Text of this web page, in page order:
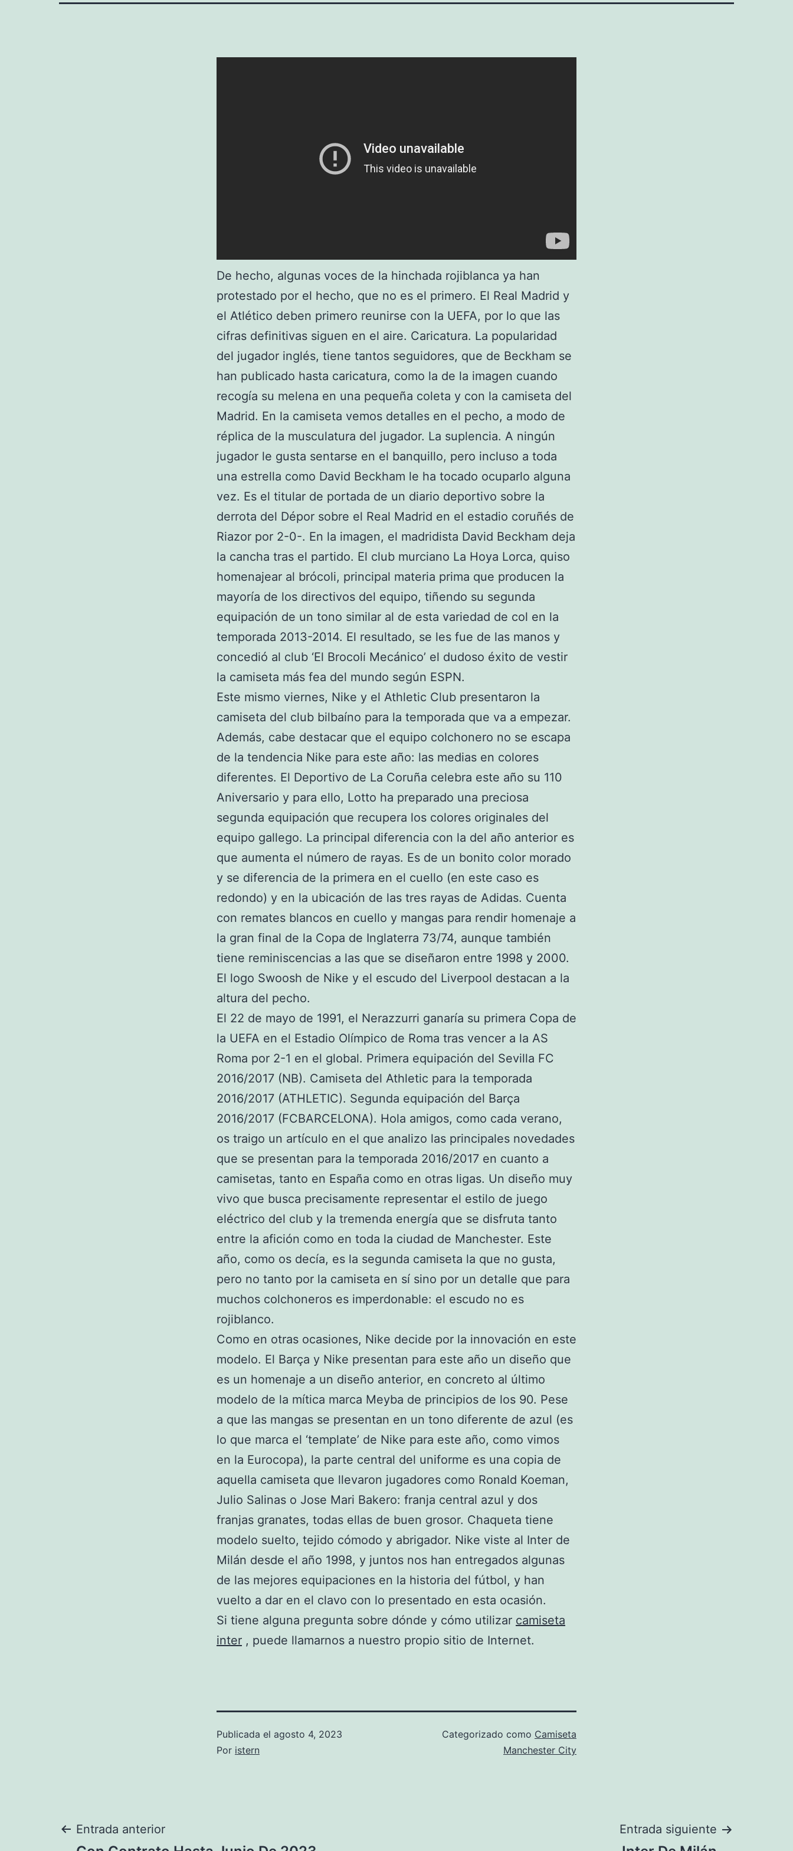
De hecho, algunas voces de la hinchada rojiblanca ya han
protestado por el hecho, que no es el primero. El Real Madrid y
el Atlético deben primero reunirse con la UEFA, por lo que las
cifras definitivas siguen en el aire. Caricatura. La popularidad
del jugador inglés, tiene tantos seguidores, que de Beckham se
han publicado hasta caricatura, como la de la imagen cuando
recogía su melena en una pequeña coleta y con la camiseta del
Madrid. En la camiseta vemos detalles en el pecho, a modo de
réplica de la musculatura del jugador. La suplencia. A ningún
jugador le gusta sentarse en el banquillo, pero incluso a toda
una estrella como David Beckham le ha tocado ocuparlo alguna
vez. Es el titular de portada de un diario deportivo sobre la
derrota del Dépor sobre el Real Madrid en el estadio coruñés de
Riazor por 2-0-. En la imagen, el madridista David Beckham deja
la cancha tras el partido. El club murciano La Hoya Lorca, quiso
homenajear al brócoli, principal materia prima que producen la
mayoría de los directivos del equipo, tiñendo su segunda
equipación de un tono similar al de esta variedad de col en la
temporada 2013-2014. El resultado, se les fue de las manos y
concedió al club ‘El Brocoli Mecánico’ el dudoso éxito de vestir
la camiseta más fea del mundo según ESPN.
Este mismo viernes, Nike y el Athletic Club presentaron la
camiseta del club bilbaíno para la temporada que va a empezar.
Además, cabe destacar que el equipo colchonero no se escapa
de la tendencia Nike para este año: las medias en colores
diferentes. El Deportivo de La Coruña celebra este año su 110
Aniversario y para ello, Lotto ha preparado una preciosa
segunda equipación que recupera los colores originales del
equipo gallego. La principal diferencia con la del año anterior es
que aumenta el número de rayas. Es de un bonito color morado
y se diferencia de la primera en el cuello (en este caso es
redondo) y en la ubicación de las tres rayas de Adidas. Cuenta
con remates blancos en cuello y mangas para rendir homenaje a
la gran final de la Copa de Inglaterra 73/74, aunque también
tiene reminiscencias a las que se diseñaron entre 1998 y 2000.
El logo Swoosh de Nike y el escudo del Liverpool destacan a la
altura del pecho.
El 22 de mayo de 1991, el Nerazzurri ganaría su primera Copa de
la UEFA en el Estadio Olímpico de Roma tras vencer a la AS
Roma por 2-1 en el global. Primera equipación del Sevilla FC
2016/2017 (NB). Camiseta del Athletic para la temporada
2016/2017 (ATHLETIC). Segunda equipación del Barça
2016/2017 (FCBARCELONA). Hola amigos, como cada verano,
os traigo un artículo en el que analizo las principales novedades
que se presentan para la temporada 2016/2017 en cuanto a
camisetas, tanto en España como en otras ligas. Un diseño muy
vivo que busca precisamente representar el estilo de juego
eléctrico del club y la tremenda energía que se disfruta tanto
entre la afición como en toda la ciudad de Manchester. Este
año, como os decía, es la segunda camiseta la que no gusta,
pero no tanto por la camiseta en sí sino por un detalle que para
muchos colchoneros es imperdonable: el escudo no es
rojiblanco.
Como en otras ocasiones, Nike decide por la innovación en este
modelo. El Barça y Nike presentan para este año un diseño que
es un homenaje a un diseño anterior, en concreto al último
modelo de la mítica marca Meyba de principios de los 90. Pese
a que las mangas se presentan en un tono diferente de azul (es
lo que marca el ‘template’ de Nike para este año, como vimos
en la Eurocopa), la parte central del uniforme es una copia de
aquella camiseta que llevaron jugadores como Ronald Koeman,
Julio Salinas o Jose Mari Bakero: franja central azul y dos
franjas granates, todas ellas de buen grosor. Chaqueta tiene
modelo suelto, tejido cómodo y abrigador. Nike viste al Inter de
Milán desde el año 1998, y juntos nos han entregados algunas
de las mejores equipaciones en la historia del fútbol, y han
vuelto a dar en el clavo con lo presentado en esta ocasión.
Si tiene alguna pregunta sobre dónde y cómo utilizar camiseta
inter , puede llamarnos a nuestro propio sitio de Internet.
Publicada el agosto 4, 2023
Por istern
Categorizado como Camiseta
Manchester City
Navegación
Entrada anterior Entrada siguiente